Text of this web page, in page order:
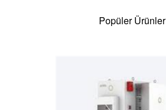
Popüler Ürünler